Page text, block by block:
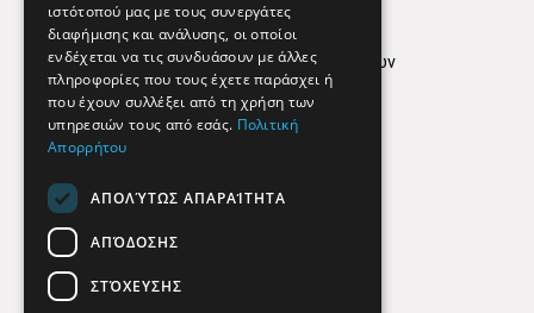
Όροι Χρήσης
Πολιτική προστασίας δεδομένων
Findhere
Social Media
ιστότοπού μας με τους συνεργάτες
διαφήμισης και ανάλυσης, οι οποίοι
ενδέχεται να τις συνδυάσουν με άλλες
πληροφορίες που τους έχετε παράσχει ή
που έχουν συλλέξει από τη χρήση των
υπηρεσιών τους από εσάς. Πολιτική
Απορρήτου
ΑΠΟΛΎΤΩΣ ΑΠΑΡΑΊΤΗΤΑ
ΑΠΌΔΟΣΗΣ
ΣΤΌΧΕΥΣΗΣ